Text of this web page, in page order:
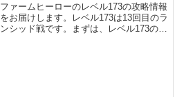
ファームヒーローのレベル173の攻略情報
をお届けします。レベル173は13回目のラ
ンシッド戦です。まずは、レベル173のク